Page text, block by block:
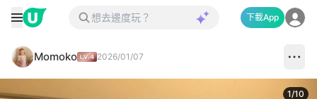
下載App
Momoko 2026/01/07
1/10